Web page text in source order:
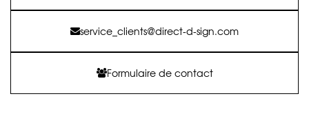
service_clients@direct-d-sign.com
Formulaire de contact